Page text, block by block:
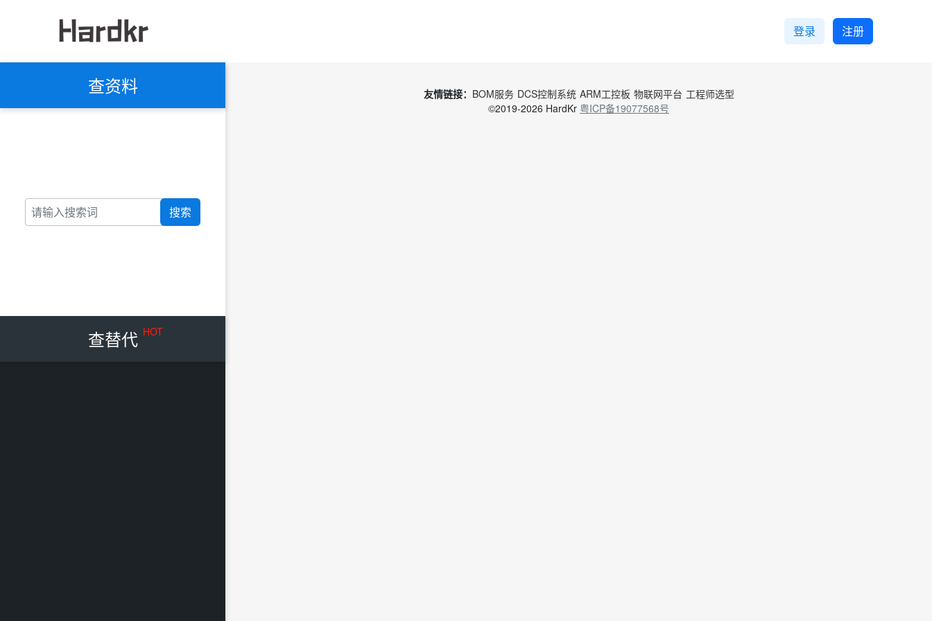
登录 注册
查资料
搜索
查替代 HOT
友情链接： BOM服务 DCS控制系统 ARM工控板 物联网平台 工程师选型
©2019-2026 HardKr 粤ICP备19077568号